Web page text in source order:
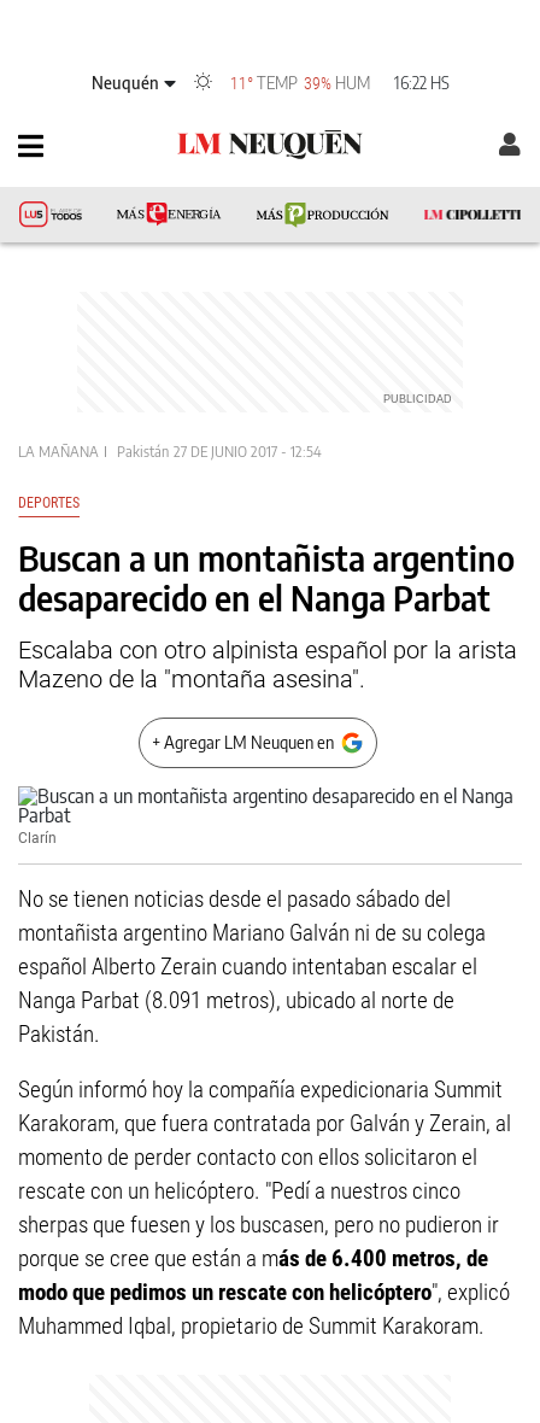
Neuquén 11° TEMP 39% HUM 16:22 HS
LA MAÑANA Pakistán 27 DE JUNIO 2017 - 12:54
DEPORTES
Buscan a un montañista argentino
desaparecido en el Nanga Parbat
Escalaba con otro alpinista español por la arista
Mazeno de la "montaña asesina".
+ Agregar LM Neuquen en
Clarín
No se tienen noticias desde el pasado sábado del
montañista argentino Mariano Galván ni de su colega
español Alberto Zerain cuando intentaban escalar el
Nanga Parbat (8.091 metros), ubicado al norte de
Pakistán.
Según informó hoy la compañía expedicionaria Summit
Karakoram, que fuera contratada por Galván y Zerain, al
momento de perder contacto con ellos solicitaron el
rescate con un helicóptero. "Pedí a nuestros cinco
sherpas que fuesen y los buscasen, pero no pudieron ir
porque se cree que están a más de 6.400 metros, de
modo que pedimos un rescate con helicóptero", explicó
Muhammed Iqbal, propietario de Summit Karakoram.